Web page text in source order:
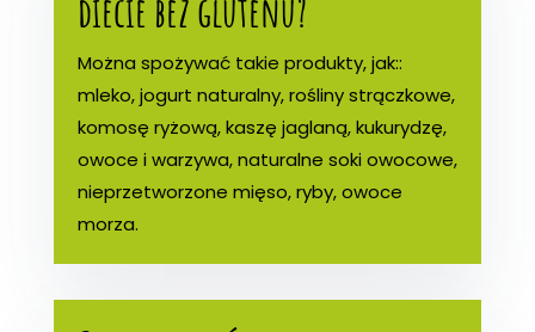
diecie bez glutenu?
Można spożywać takie produkty, jak::
mleko, jogurt naturalny, rośliny strączkowe,
komosę ryżową, kaszę jaglaną, kukurydzę,
owoce i warzywa, naturalne soki owocowe,
nieprzetworzone mięso, ryby, owoce
morza.